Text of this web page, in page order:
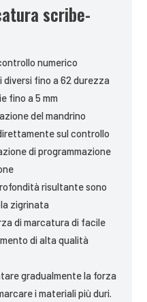
scribe-
numerico
diversi fino a 62 durezza
fino a 5 mm
del mandrino
sul controllo
di programmazione
risultante sono
zigrinata
di marcatura di facile
di alta qualità
gradualmente la forza
i materiali più duri.